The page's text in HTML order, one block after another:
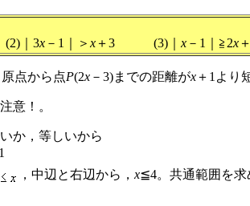
｜3x －1｜＞ x＋3 (3)｜ x －1｜≧2x
点から点P(2x －3)までの距離がx＋1よ
意！。
か，等しいから
，中辺と右辺から， x≦4。共通範囲を求